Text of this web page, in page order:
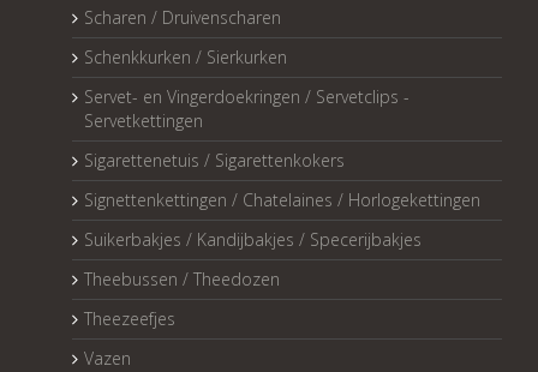
Scharen / Druivenscharen
Schenkkurken / Sierkurken
Servet- en Vingerdoekringen / Servetclips -
Servetkettingen
Sigarettenetuis / Sigarettenkokers
Signettenkettingen / Chatelaines / Horlogekettingen
Suikerbakjes / Kandijbakjes / Specerijbakjes
Theebussen / Theedozen
Theezeefjes
Vazen